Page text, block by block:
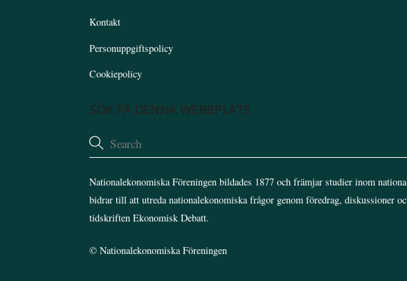
Kontakt
Personuppgiftspolicy
Cookiepolicy
SÖK PÅ DENNA WEBBPLATS
Nationalekonomiska Föreningen bildades 1877 och främjar studier inom
bidrar till att utreda nationalekonomiska frågor genom föredrag, diskussioner
tidskriften Ekonomisk Debatt.
©Nationalekonomiska Föreningen